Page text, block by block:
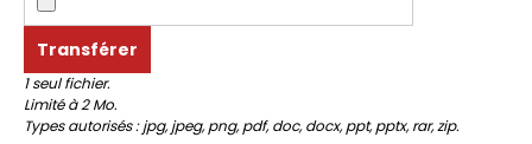
1 seul fichier.
Limité à 2 Mo.
Types autorisés : jpg, jpeg, png, pdf, doc, docx, ppt, pptx, rar, zip.